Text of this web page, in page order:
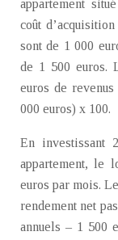
appartement
coût
sont de 1 000
de 1 500 euros.
euros de
000 euros) x 100.
En investissant
appartement, le
euros par mois.
rendement net
annuels – 1 500